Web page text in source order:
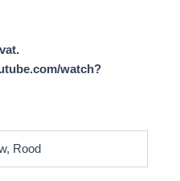
watch?
Rood